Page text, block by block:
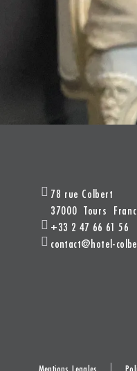
78 rue Colbert
37000 Tours
+33 2 47 66 61 56
contact@hotel-